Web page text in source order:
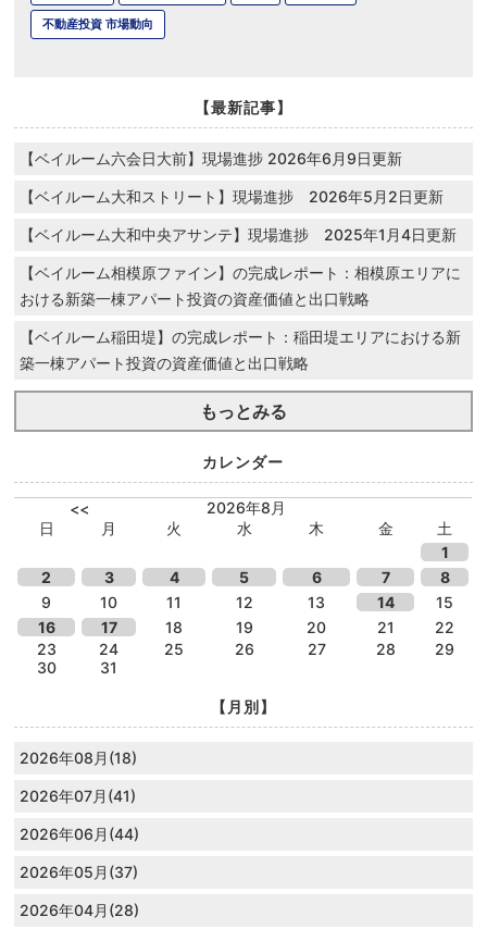
不動産投資 市場動向
【最新記事】
【ベイルーム六会日大前】現場進捗 2026年6月9日更新
【ベイルーム大和ストリート】現場進捗 2026年5月2日更新
【ベイルーム大和中央アサンテ】現場進捗 2025年1月4日更新
【ベイルーム相模原ファイン】の完成レポート：相模原エリアに
おける新築一棟アパート投資の資産価値と出口戦略
【ベイルーム稲田堤】の完成レポート：稲田堤エリアにおける新
築一棟アパート投資の資産価値と出口戦略
もっとみる
カレンダー
<<
2026年8月
日
月 火 水 木 金
土
1
2
3 4 5 6 7
8
9
10 11 12 13 14
15
16
17 18 19 20 21
22
23
24 25 26 27 28
29
30
31
【月別】
2026年08月(18)
2026年07月(41)
2026年06月(44)
2026年05月(37)
2026年04月(28)